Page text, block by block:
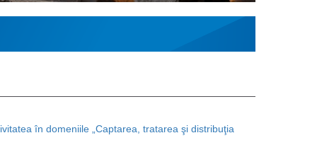
în domeniile „Captarea, tratarea şi distribuţia